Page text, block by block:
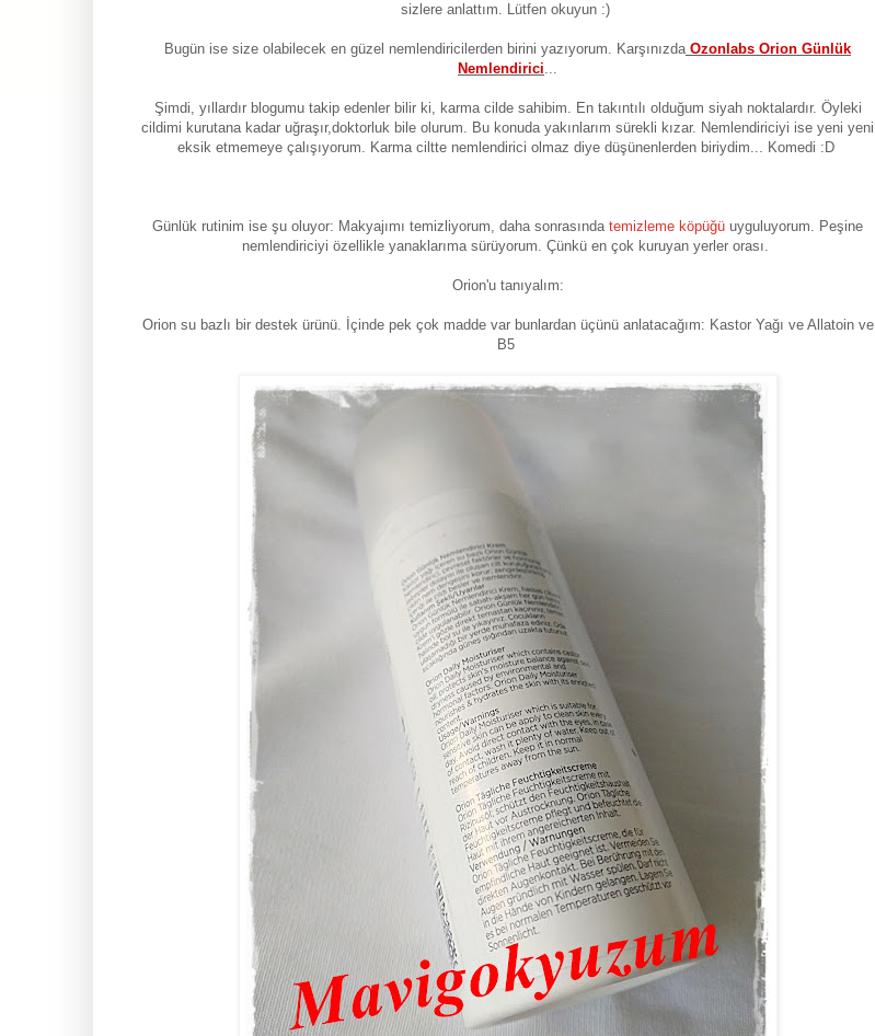
sizlere anlattım. Lütfen okuyun :)
Bugün ise size olabilecek en güzel nemlendiricilerden birini yazıyorum. KarşınızdaOzonlabs Orion Günlük
Nemlendirici...
Şimdi, yıllardır blogumu takip edenler bilir ki, karma cilde sahibim. En takıntılı olduğum siyah noktalardır. Öyleki
cildimi kurutana kadar uğraşır,doktorluk bile olurum. Bu konuda yakınlarım sürekli kızar. Nemlendiriciyi ise yeni yeni
eksik etmemeye çalışıyorum. Karma ciltte nemlendirici olmaz diye düşünenlerden biriydim... Komedi :D
Günlük rutinim ise şu oluyor: Makyajımı temizliyorum, daha sonrasındatemizleme köpüğü uyguluyorum. Peşine
nemlendiriciyi özellikle yanaklarıma sürüyorum. Çünkü en çok kuruyan yerler orası.
Orion'u tanıyalım:
Orion su bazlı bir destek ürünü. İçinde pek çok madde var bunlardan üçünü anlatacağım: Kastor Yağı ve Allatoin ve
B5